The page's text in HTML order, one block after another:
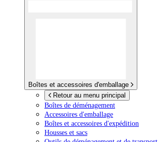
Boîtes et accessoires d'emballage
Retour au menu principal
Boîtes de déménagement
Accessoires d'emballage
Boîtes et accessoires d'expédition
Housses et sacs